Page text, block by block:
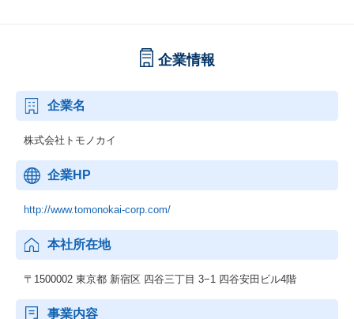
企業情報
企業名
株式会社トモノカイ
企業HP
http://www.tomonokai-corp.com/
本社所在地
〒1500002 東京都 新宿区 四谷三丁目 3−1 四谷安田ビル4階
事業内容